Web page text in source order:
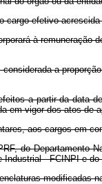
cargo efetivo
à
a
a partir da data
em vigor dos atos de
aos cargos em
do Departamento
- FCINPI e
modificadas